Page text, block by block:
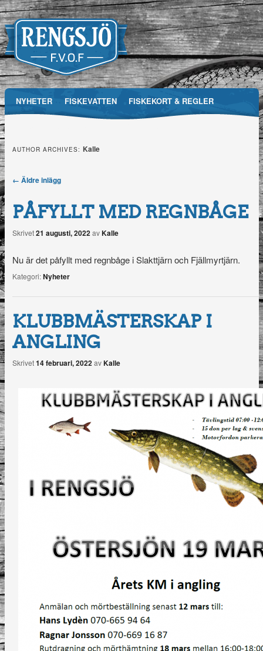
Main menu
Skip
NYHETER FISKEVATTEN FISKEKORT & REGLER
Fiskevårdsområdesförening
AUTHOR ARCHIVES: Kalle
Post navigation
← Äldre inlägg
PÅFYLLT MED REGNBÅGE
Skrivet21 augusti, 2022avKalle
Nu är det påfyllt med regnbåge i Slakttjärn och Fjällmyrtjärn.
Kategori:Nyheter
KLUBBMÄSTERSKAP I
ANGLING
Skrivet14 februari, 2022avKalle